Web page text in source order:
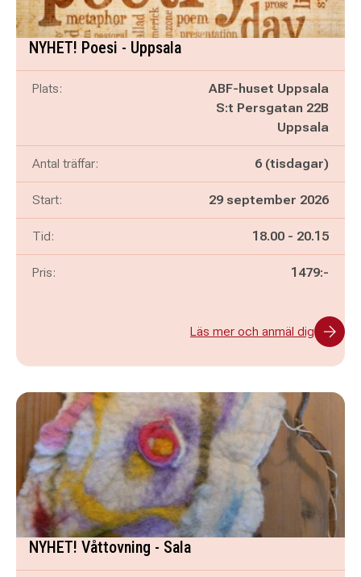
NYHET! Poesi - Uppsala
Plats:
ABF-huset Uppsala
S:t Persgatan 22B
Uppsala
Antal träffar: 6 (tisdagar)
Start: 29 september 2026
Tid: Pågår mellan
18.00 - och
20.15
Pris: 1479:-
Läs mer och anmäl dig
NYHET! Våttovning - Sala